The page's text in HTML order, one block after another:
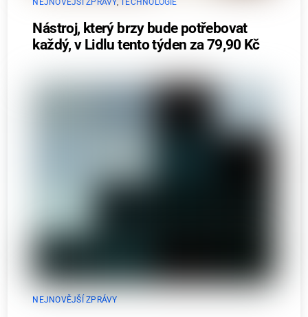
NEJNOVĚJŠÍ ZPRÁVY, TECHNOLOGIE
Nástroj, který brzy bude potřebovat
každý, v Lidlu tento týden za 79,90 Kč
NEJNOVĚJŠÍ ZPRÁVY